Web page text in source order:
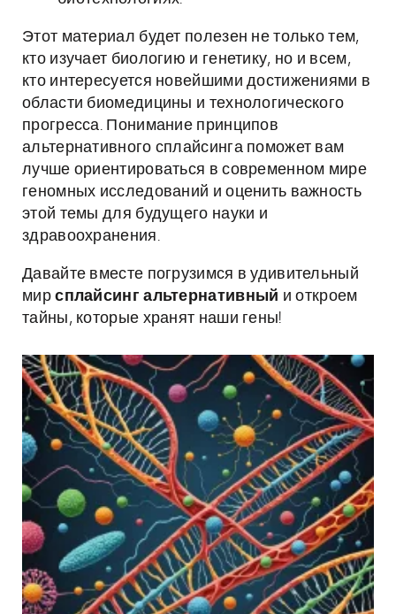
Этот материал будет полезен не только тем,
кто изучает биологию и генетику, но и всем,
кто интересуется новейшими достижениями в
области биомедицины и технологического
прогресса. Понимание принципов
альтернативного сплайсинга поможет вам
лучше ориентироваться в современном мире
геномных исследований и оценить важность
этой темы для будущего науки и
здравоохранения.
Давайте вместе погрузимся в удивительный
мирсплайсинг альтернативный и откроем
тайны, которые хранят наши гены!